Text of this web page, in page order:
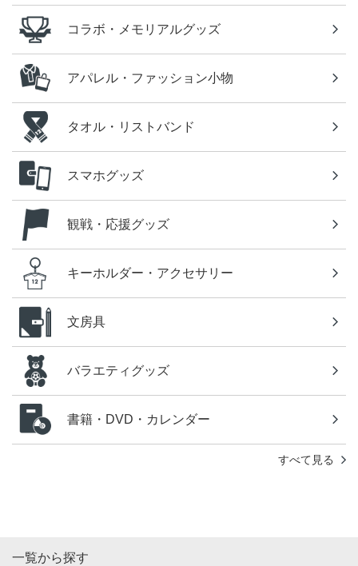
コラボ・メモリアルグッズ
アパレル・ファッション小物
タオル・リストバンド
スマホグッズ
観戦・応援グッズ
キーホルダー・アクセサリー
文房具
バラエティグッズ
書籍・DVD・カレンダー
すべて見る
一覧から探す